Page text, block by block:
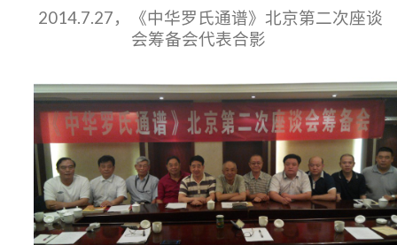
2014.7.27，《中华罗氏通谱》北京第二次座谈
会筹备会代表合影